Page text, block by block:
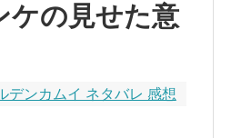
ケの見せた意
デンカムイ ネタバレ 感想